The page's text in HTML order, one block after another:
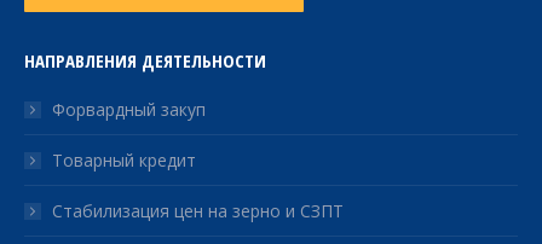
НАПРАВЛЕНИЯ ДЕЯТЕЛЬНОСТИ
Форвардный закуп
Товарный кредит
Стабилизация цен на зерно и СЗПТ